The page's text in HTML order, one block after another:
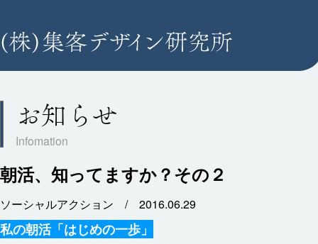
お知らせ
朝活、知ってますか？その２
ソーシャルアクション / 2016.06.29
私の朝活「はじめの一歩 」